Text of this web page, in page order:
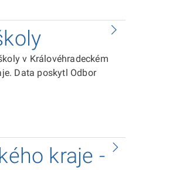
v Královéhradeckém
Data poskytl Odbor
kraje -